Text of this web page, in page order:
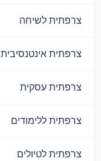
צרפתית לשיחה
צרפתית אינטנסיבית
צרפתית עסקית
צרפתית ללימודים
צרפתית לטיולים